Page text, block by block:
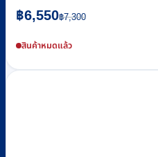
฿7,300
Original
price
was:
฿6,550
Current
price
is:สินค้าหมดแล้ว